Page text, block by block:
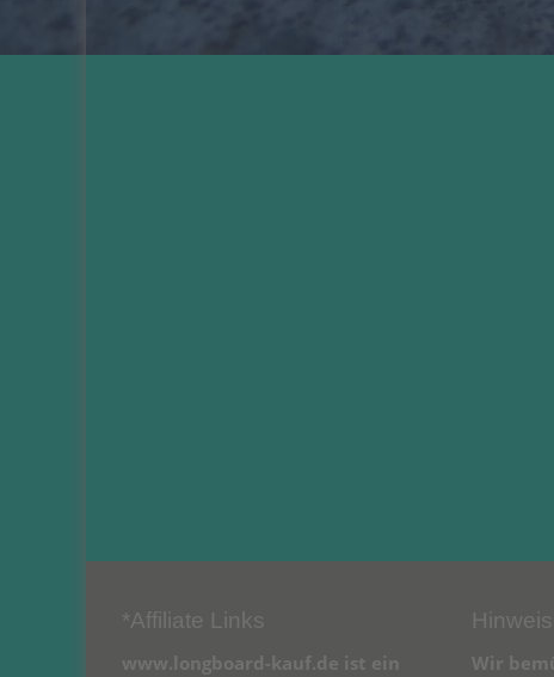
*Affiliate Links
www.longboard-kauf.de ist ein
Hinweis
Wir